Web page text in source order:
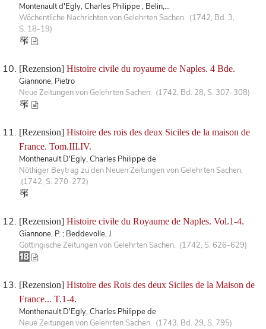
Montenault d'Egly, Charles Philippe ; Belin,...
Wöchentliche Nachrichten von Gelehrten Sachen. (1742, Bd. 3,
S. 18-19)
[Rezension] Histoire civile du royaume de Naples. 4 Bde.
Giannone, Pietro
Neue Zeitungen von Gelehrten Sachen. (1742, Bd. 28, S. 307-308)
[Rezension] Histoire des rois des deux Siciles de la maison de
France. Tom.III.IV.
Monthenault D'Egly, Charles Philippe de
Nöthiger Beytrag zu den Neuen Zeitungen von Gelehrten Sachen.
(1742, S. 270-272)
[Rezension] Histoire civile du Royaume de Naples. Vol.1-4.
Giannone, P. ; Beddevolle, J.
Göttingische Zeitungen von Gelehrten Sachen. (1742, S. 626-629)
[Rezension] Histoire des Rois des deux Siciles de la Maison de
France... T.1-4.
Monthenault D'Egly, Charles Philippe de
Neue Zeitungen von Gelehrten Sachen. (1743, Bd. 29, S. 795)